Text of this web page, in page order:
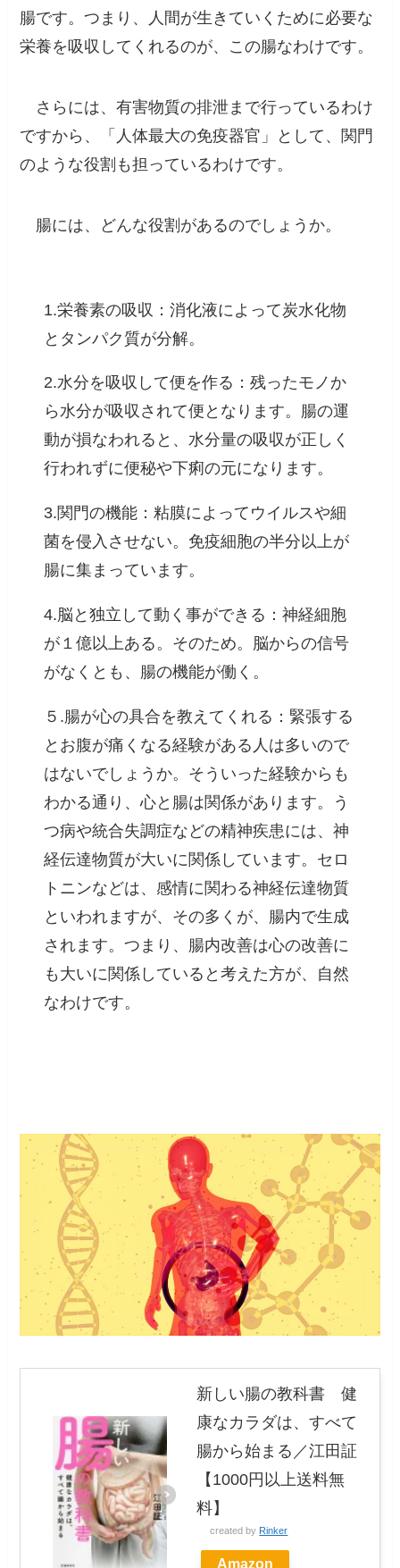
腸です。つまり、人間が生きていくために必要な
栄養を吸収してくれるのが、この腸なわけです。
さらには、有害物質の排泄まで行っているわけ
ですから、「人体最大の免疫器官」として、関門
のような役割も担っているわけです。
腸には、どんな役割があるのでしょうか。
1.栄養素の吸収：消化液によって炭水化物
とタンパク質が分解。
2.水分を吸収して便を作る：残ったモノか
ら水分が吸収されて便となります。腸の運
動が損なわれると、水分量の吸収が正しく
行われずに便秘や下痢の元になります。
3.関門の機能：粘膜によってウイルスや細
菌を侵入させない。免疫細胞の半分以上が
腸に集まっています。
4.脳と独立して動く事ができる：神経細胞
が１億以上ある。そのため。脳からの信号
がなくとも、腸の機能が働く。
５.腸が心の具合を教えてくれる：緊張する
とお腹が痛くなる経験がある人は多いので
はないでしょうか。そういった経験からも
わかる通り、心と腸は関係があります。う
つ病や統合失調症などの精神疾患には、神
経伝達物質が大いに関係しています。セロ
トニンなどは、感情に関わる神経伝達物質
といわれますが、その多くが、腸内で生成
されます。つまり、腸内改善は心の改善に
も大いに関係していると考えた方が、自然
なわけです。
新しい腸の教科書 健
康なカラダは、すべて
腸から始まる／江田証
【1000円以上送料無
料】
created by Rinker
Amazon